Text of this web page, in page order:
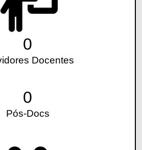
0
Docentes
0
Pós-Docs